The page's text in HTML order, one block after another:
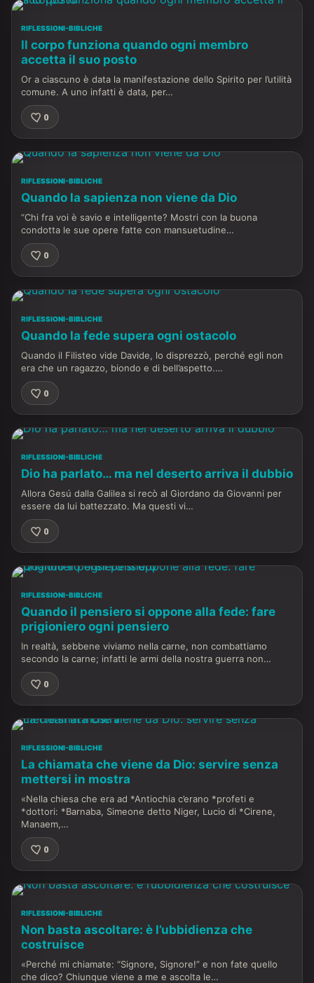
RIFLESSIONI-BIBLICHE
Il corpo funziona quando ogni membro
accetta il suo posto
Or a ciascuno è data la manifestazione dello Spirito per l’utilità
comune. A uno infatti è data, per…
0
RIFLESSIONI-BIBLICHE
Quando la sapienza non viene da Dio
“Chi fra voi è savio e intelligente? Mostri con la buona
condotta le sue opere fatte con mansuetudine…
0
RIFLESSIONI-BIBLICHE
Quando la fede supera ogni ostacolo
Quando il Filisteo vide Davide, lo disprezzò, perché egli non
era che un ragazzo, biondo e di bell’aspetto.…
0
RIFLESSIONI-BIBLICHE
Dio ha parlato… ma nel deserto arriva il dubbio
Allora Gesú dalla Galilea si recò al Giordano da Giovanni per
essere da lui battezzato. Ma questi vi…
0
RIFLESSIONI-BIBLICHE
Quando il pensiero si oppone alla fede: fare
prigioniero ogni pensiero
In realtà, sebbene viviamo nella carne, non combattiamo
secondo la carne; infatti le armi della nostra guerra non…
0
RIFLESSIONI-BIBLICHE
La chiamata che viene da Dio: servire senza
mettersi in mostra
«Nella chiesa che era ad *Antiochia c’erano *profeti e
*dottori: *Barnaba, Simeone detto Niger, Lucio di *Cirene,
Manaem,…
0
RIFLESSIONI-BIBLICHE
Non basta ascoltare: è l’ubbidienza che
costruisce
«Perché mi chiamate: “Signore, Signore!” e non fate quello
che dico? Chiunque viene a me e ascolta le…